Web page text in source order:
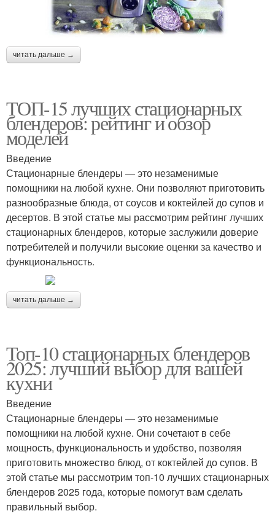
читать дальше →
ТОП-15 лучших стационарных
блендеров: рейтинг и обзор
моделей
Введение
Стационарные блендеры — это незаменимые
помощники на любой кухне. Они позволяют приготовить
разнообразные блюда, от соусов и коктейлей до супов и
десертов. В этой статье мы рассмотрим рейтинг лучших
стационарных блендеров, которые заслужили доверие
потребителей и получили высокие оценки за качество и
функциональность.
читать дальше →
Топ-10 стационарных блендеров
2025: лучший выбор для вашей
кухни
Введение
Стационарные блендеры — это незаменимые
помощники на любой кухне. Они сочетают в себе
мощность, функциональность и удобство, позволяя
приготовить множество блюд, от коктейлей до супов. В
этой статье мы рассмотрим топ-10 лучших стационарных
блендеров 2025 года, которые помогут вам сделать
правильный выбор.